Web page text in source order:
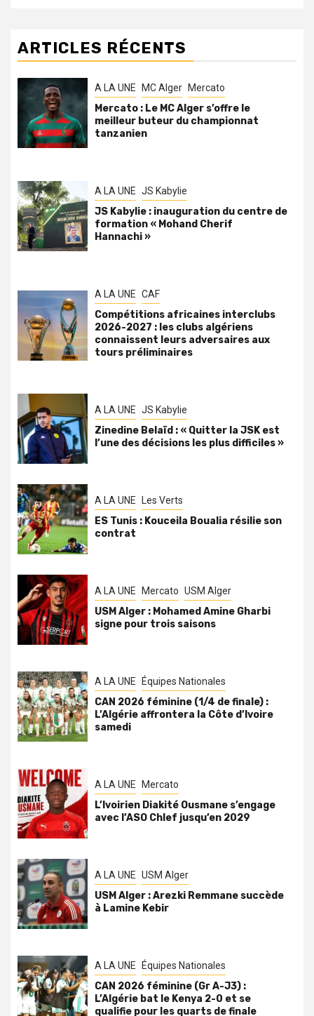
ARTICLES RÉCENTS
A LA UNE MC Alger Mercato
Mercato : Le MC Alger s’offre le
meilleur buteur du championnat
tanzanien
A LA UNE JS Kabylie
JS Kabylie : inauguration du centre de
formation « Mohand Cherif
Hannachi »
A LA UNE CAF
Compétitions africaines interclubs
2026-2027 : les clubs algériens
connaissent leurs adversaires aux
tours préliminaires
A LA UNE JS Kabylie
Zinedine Belaïd : « Quitter la JSK est
l’une des décisions les plus difficiles »
A LA UNE Les Verts
ES Tunis : Kouceila Boualia résilie son
contrat
A LA UNE Mercato USM Alger
USM Alger : Mohamed Amine Gharbi
signe pour trois saisons
A LA UNE Équipes Nationales
CAN 2026 féminine (1/4 de finale) :
L’Algérie affrontera la Côte d’Ivoire
samedi
A LA UNE Mercato
L’Ivoirien Diakité Ousmane s’engage
avec l’ASO Chlef jusqu’en 2029
A LA UNE USM Alger
USM Alger : Arezki Remmane succède
à Lamine Kebir
A LA UNE Équipes Nationales
CAN 2026 féminine (Gr A-J3) :
L’Algérie bat le Kenya 2-0 et se
qualifie pour les quarts de finale